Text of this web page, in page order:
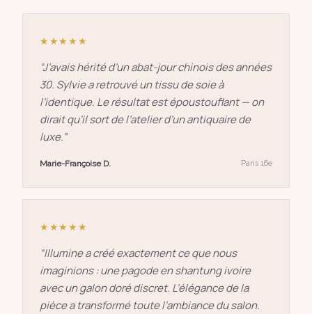
★★★★★
“J’avais hérité d’un abat-jour chinois des années
30. Sylvie a retrouvé un tissu de soie à
l’identique. Le résultat est époustouflant — on
dirait qu’il sort de l’atelier d’un antiquaire de
luxe.”
Marie-Françoise D. Paris 16e
★★★★★
“Illumine a créé exactement ce que nous
imaginions : une pagode en shantung ivoire
avec un galon doré discret. L’élégance de la
pièce a transformé toute l’ambiance du salon.